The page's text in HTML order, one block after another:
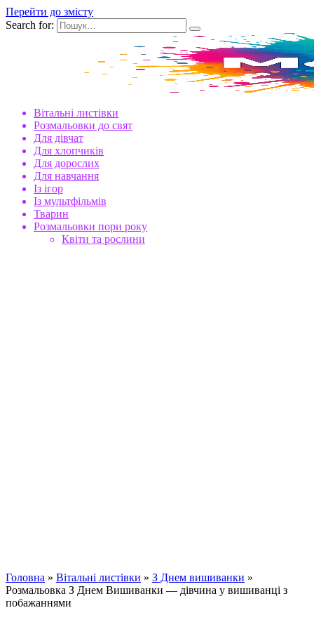
Перейти до змісту
Search for:
Вітальні листівки
Розмальовки до свят
Для дівчат
Для хлопчиків
Для дорослих
Для навчання
Із ігор
Із мультфільмів
Тварин
Розмальовки пори року
Квіти та рослини
Головна » Вітальні листівки » З Днем вишиванки »
Розмальовка З Днем Вишиванки — дівчина у вишиванці з
побажаннями